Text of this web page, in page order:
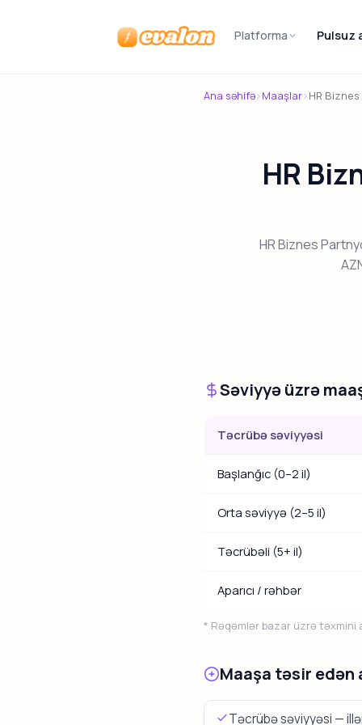
Evalon
Platforma Pulsuz
Ana səhifə›Maaşlar›HR
HR
HR Biznes
Səviyyə üzrə
Təcrübə səviyyəsi
Başlanğıc (0–2 il)
Orta səviyyə (2–5 il)
Təcrübəli (5+ il)
Aparıcı / rəhbər
* Rəqəmlər bazar üzrə təxmini
Maaşa təsir edən
Təcrübə səviyyəsi —